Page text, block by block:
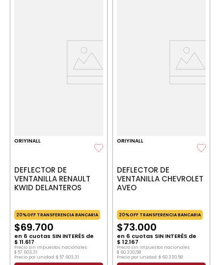
ORIYINALL
DEFLECTOR DE
VENTANILLA RENAULT
KWID DELANTEROS
20%OFF TRANSFERENCIA BANCARIA
$69.700
en 6 cuotas SIN INTERÉS de
$ 11.617
Precio sin impuestos nacionales:
$ 57.603,31
Precio por unidad: $ 57.603,31
ORIYINALL
DEFLECTOR DE
VENTANILLA CHEVROLET
AVEO
20%OFF TRANSFERENCIA BANCARIA
$73.000
en 6 cuotas SIN INTERÉS de
$ 12.167
Precio sin impuestos nacionales:
$ 60.330,58
Precio por unidad:$ 60.330,58